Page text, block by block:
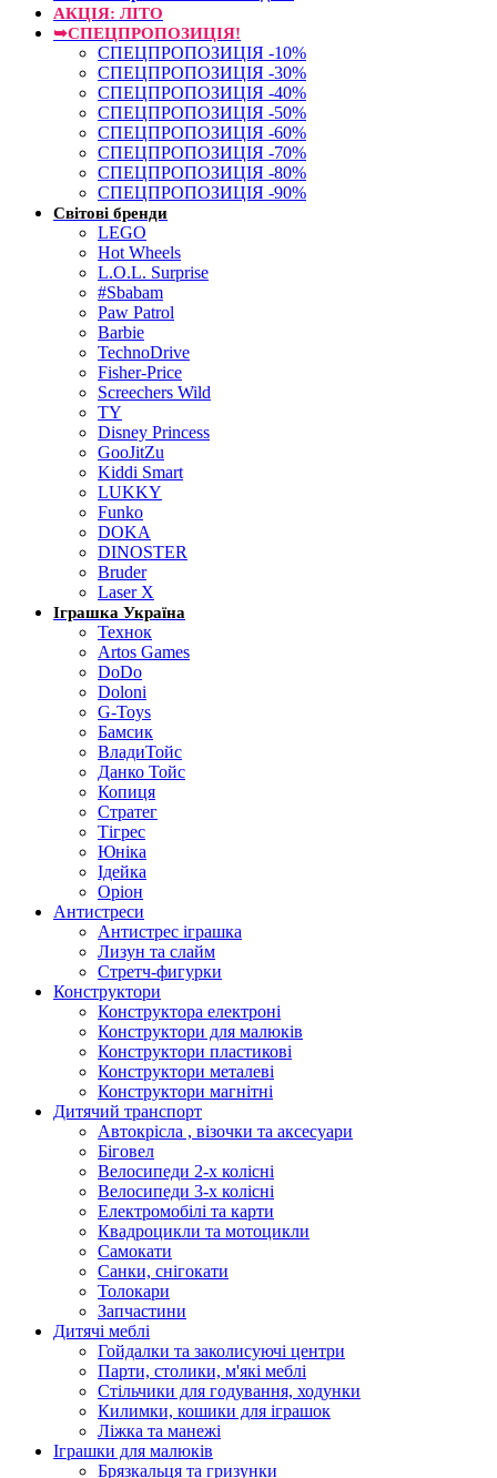
АКЦІЯ: ЛІТО
➥СПЕЦПРОПОЗИЦІЯ!
СПЕЦПРОПОЗИЦІЯ -10%
СПЕЦПРОПОЗИЦІЯ -30%
СПЕЦПРОПОЗИЦІЯ -40%
СПЕЦПРОПОЗИЦІЯ -50%
СПЕЦПРОПОЗИЦІЯ -60%
СПЕЦПРОПОЗИЦІЯ -70%
СПЕЦПРОПОЗИЦІЯ -80%
СПЕЦПРОПОЗИЦІЯ -90%
Світові бренди
LEGO
Hot Wheels
L.O.L. Surprise
#Sbabam
Paw Patrol
Barbie
TechnoDrive
Fisher-Price
Screechers Wild
TY
Disney Princess
GooJitZu
Kiddi Smart
LUKKY
Funko
DOKA
DINOSTER
Bruder
Laser X
Іграшка Україна
Технок
Artos Games
DoDo
Doloni
G-Toys
Бамсик
ВладиТойс
Данко Тойс
Копиця
Стратег
Тігрес
Юніка
Ідейка
Оріон
Антистреси
Антистрес іграшка
Лизун та слайм
Стретч-фигурки
Конструктори
Конструктора електроні
Конструктори для малюків
Конструктори пластикові
Конструктори металеві
Конструктори магнітні
Дитячий транспорт
Автокрісла , візочки та аксесуари
Біговел
Велосипеди 2-х колісні
Велосипеди 3-х колісні
Електромобілі та карти
Квадроцикли та мотоцикли
Самокати
Санки, снігокати
Толокари
Запчастини
Дитячі меблі
Гойдалки та заколисуючі центри
Парти, столики, м'які меблі
Стільчики для годування, ходунки
Килимки, кошики для іграшок
Ліжка та манежі
Іграшки для малюків
Брязкальця та гризунки